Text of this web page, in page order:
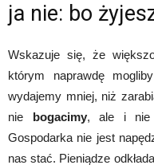
ja nie: bo
Wskazuje się, że
którym naprawdę
wydajemy mniej, niż
nie bogacimy, ale i nie
Gospodarka nie jest
nas stać. Pieniądze